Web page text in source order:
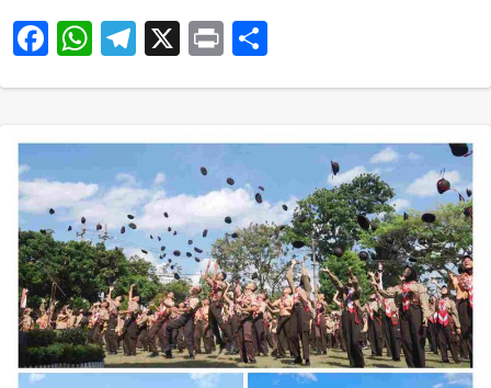
Facebook
WhatsApp
Telegram
X Print